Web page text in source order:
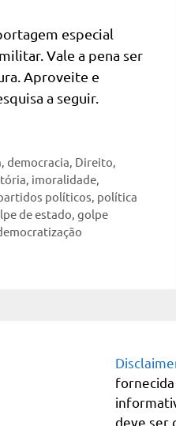
especial
Vale a pena ser
Aproveite e
a seguir.
,democracia, Direito,
, imoralidade,
políticos, política
de estado,golpe
fornecida
deve ser